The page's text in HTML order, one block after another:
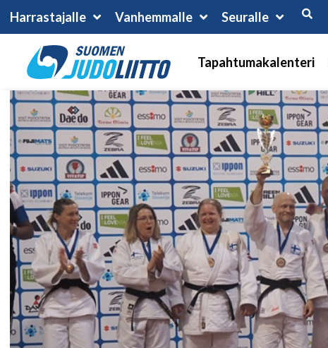
Harrastajalle Vanhemmalle Seuralle
Tapahtumakalenteri